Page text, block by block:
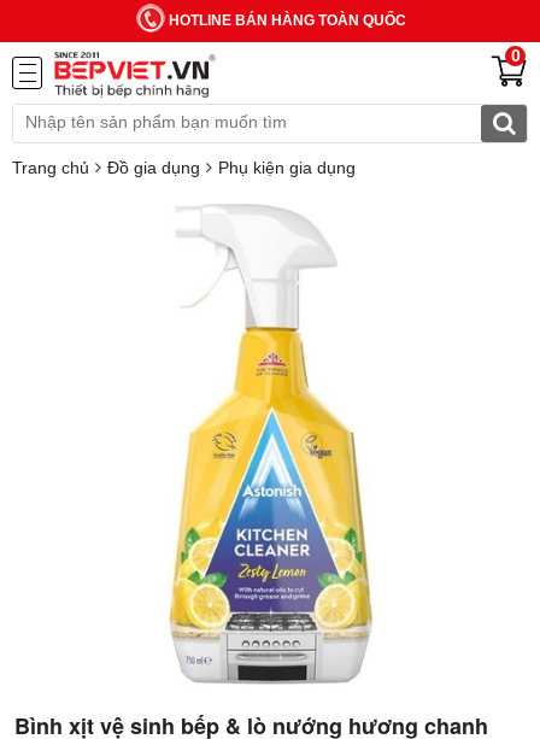
HOTLINE BÁN HÀNG TOÀN QUỐC
0
Trang chủ Đồ gia dụng Phụ kiện gia dụng
Bình xịt vệ sinh bếp & lò nướng hương chanh